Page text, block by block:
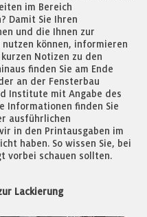
im Bereich
Damit Sie Ihren
und die Ihnen zur
können, informieren
Notizen zu den
finden Sie am Ende
an der Fensterbau
Institute mit Angabe des
Informationen finden Sie
ausführlichen
in den Printausgaben im
haben. So wissen Sie, bei
vorbei schauen sollten.
Lackierung